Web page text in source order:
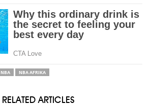
NBA NBA AFRIKA
RELATED ARTICLES